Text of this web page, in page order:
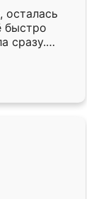
осталась
быстро
сразу.
к
Собрали
даже